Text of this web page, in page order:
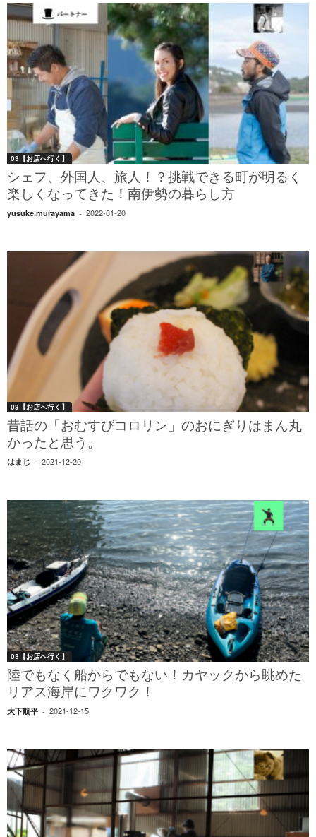
03【お店へ行く】
シェフ、外国人、旅人！？挑戦できる町が明るく
楽しくなってきた！南伊勢の暮らし方
yusuke.murayama - 2022-01-20
03【お店へ行く】
昔話の「おむすびコロリン」のおにぎりはまん丸
かったと思う。
はまじ - 2021-12-20
03【お店へ行く】
陸でもなく船からでもない！カヤックから眺めた
リアス海岸にワクワク！
大下航平 - 2021-12-15